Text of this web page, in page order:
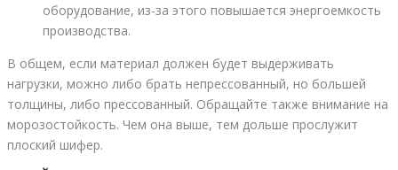
оборудование, из-за этого повышается энергоемкость
производства.
В общем, если материал должен будет выдерживать
нагрузки, можно либо брать непрессованный, но большей
толщины, либо прессованный. Обращайте также внимание на
морозостойкость. Чем она выше, тем дольше прослужит
плоский шифер.